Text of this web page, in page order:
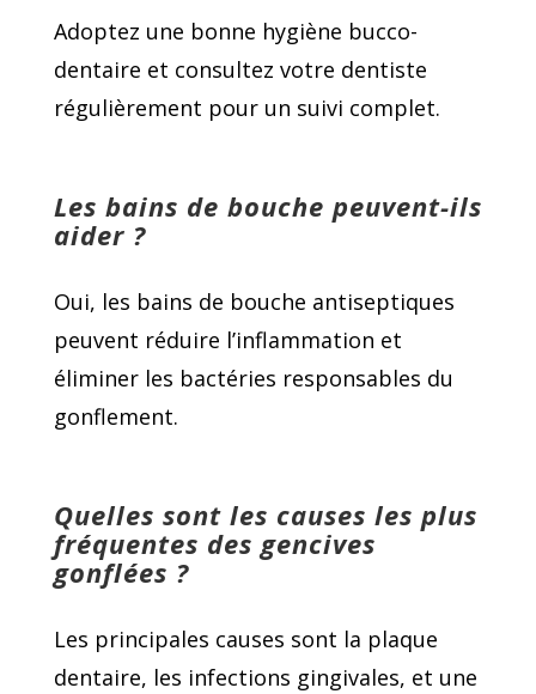
Adoptez une bonne hygiène bucco-
dentaire et consultez votre dentiste
régulièrement pour un suivi complet.
Les bains de bouche peuvent-ils
aider ?
Oui, les bains de bouche antiseptiques
peuvent réduire l’inflammation et
éliminer les bactéries responsables du
gonflement.
Quelles sont les causes les plus
fréquentes des gencives
gonflées ?
Les principales causes sont la plaque
dentaire, les infections gingivales, et une